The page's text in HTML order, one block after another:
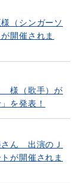
（シンガーソ
開催されま
様（歌手）が
を発表！
ん 出演のＪ
が開催されま